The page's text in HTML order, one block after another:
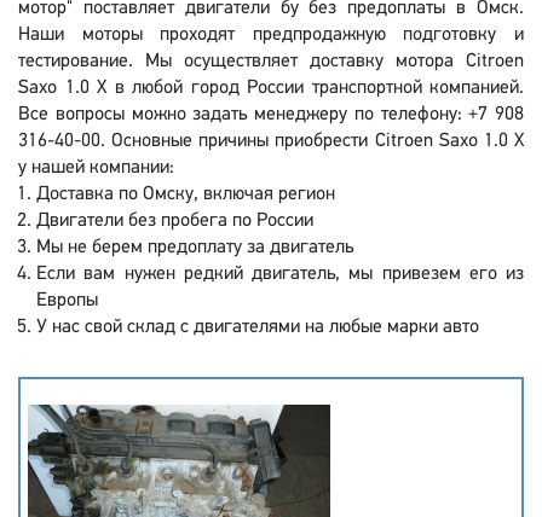
мотор" поставляет двигатели бу без предоплаты в Омск.
Наши моторы проходят предпродажную подготовку и
тестирование. Мы осуществляет доставку мотора Citroen
Saxo 1.0 X в любой город России транспортной компанией.
Все вопросы можно задать менеджеру по телефону: +7 908
316-40-00. Основные причины приобрести Citroen Saxo 1.0 X
у нашей компании:
Доставка по Омску, включая регион
Двигатели без пробега по России
Мы не берем предоплату за двигатель
Если вам нужен редкий двигатель, мы привезем его из
Европы
У нас свой склад с двигателями на любые марки авто